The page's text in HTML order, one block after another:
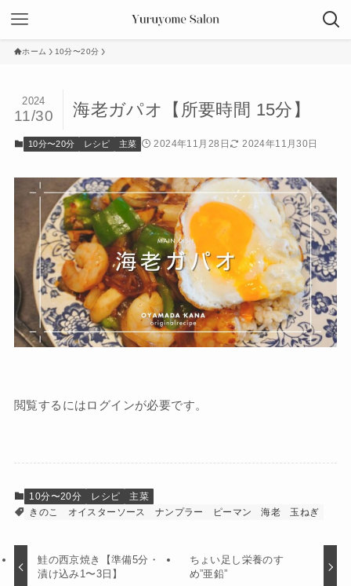
ホーム 10分〜20分
海老ガパオ【所要時間 15分】
2024
11/30
10分〜20分 レシピ 主菜 2024年11月28日 2024年11月30日
閲覧するにはログインが必要です。
10分〜20分 レシピ
主菜
きのこ
オイスターソース ナンプラー ピーマン 海老 玉ねぎ
鮭の西京焼き【準備5分・
漬け込み1〜3日】
ちょい足し栄養のすゝ
め”亜鉛”